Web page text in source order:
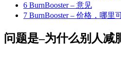
6 BurnBooster – 意见
7 BurnBooster – 价格，哪里
问题是–为什么别人减